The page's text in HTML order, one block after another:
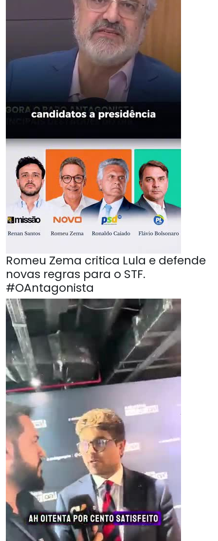
Romeu Zema critica Lula e defende
novas regras para o STF.
#OAntagonista